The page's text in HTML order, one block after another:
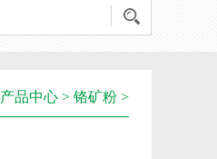
产品中心 > 铬矿粉 >